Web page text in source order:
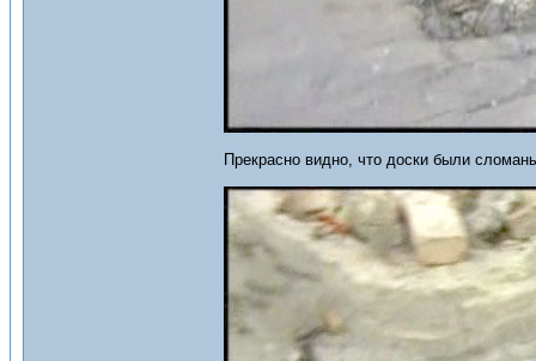
Прекрасно видно, что доски были